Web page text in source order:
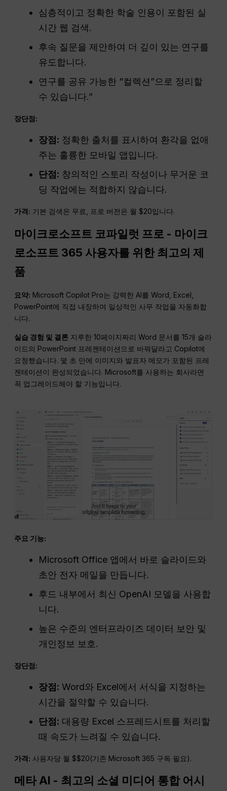
심층적이고 정확한 학술 인용이 포함된 실
시간 웹 검색.
후속 질문을 제안하여 더 깊이 있는 연구를
유도합니다.
연구를 공유 가능한 “컬렉션”으로 정리할
수 있습니다.”
장단점:
장점: 정확한 출처를 표시하여 환각을 없애
주는 훌륭한 모바일 앱입니다.
단점: 창의적인 스토리 작성이나 무거운 코
딩 작업에는 적합하지 않습니다.
가격: 기본 검색은 무료, 프로 버전은 월 $20입니다.
마이크로소프트 코파일럿 프로 - 마이크
로소프트 365 사용자를 위한 최고의 제
품
요약: Microsoft Copilot Pro는 강력한 AI를 Word, Excel,
PowerPoint에 직접 내장하여 일상적인 사무 작업을 자동화합
니다.
실습 경험 및 결론 지루한 10페이지짜리 Word 문서를 15개 슬라
이드의 PowerPoint 프레젠테이션으로 바꿔달라고 Copilot에
요청했습니다. 몇 초 만에 이미지와 발표자 메모가 포함된 프레
젠테이션이 완성되었습니다. Microsoft를 사용하는 회사라면
꼭 업그레이드해야 할 기능입니다.
주요 기능:
Microsoft Office 앱에서 바로 슬라이드와
초안 전자 메일을 만듭니다.
후드 내부에서 최신 OpenAI 모델을 사용합
니다.
높은 수준의 엔터프라이즈 데이터 보안 및
개인정보 보호.
장단점:
장점: Word와 Excel에서 서식을 지정하는
시간을 절약할 수 있습니다.
단점: 대용량 Excel 스프레드시트를 처리할
때 속도가 느려질 수 있습니다.
가격: 사용자당 월 $$20(기존 Microsoft 365 구독 필요).
메타 AI - 최고의 소셜 미디어 통합 어시